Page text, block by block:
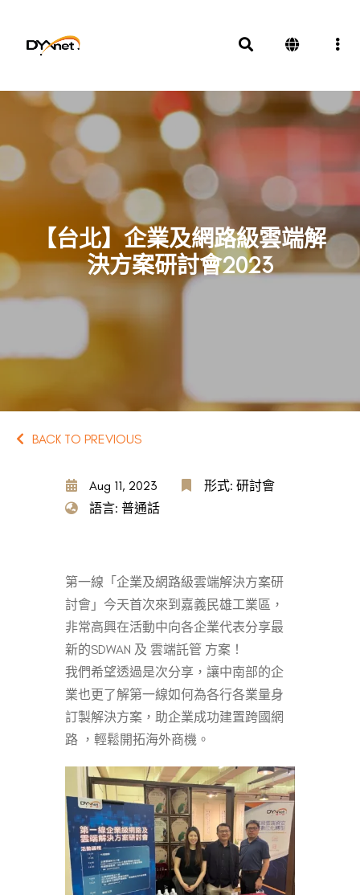
【台北】企業及網路級雲端解
決方案研討會2023
BACK TO PREVIOUS
Aug 11, 2023
語言: 普通話
形式: 研討會
第一線「企業及網路級雲端解決方案研
討會」今天首次來到嘉義民雄工業區，
非常高興在活動中向各企業代表分享最
新的SDWAN 及 雲端託管 方案！
我們希望透過是次分享，讓中南部的企
業也更了解第一線如何為各行各業量身
訂製解決方案，助企業成功建置跨國網
路 ，輕鬆開拓海外商機。